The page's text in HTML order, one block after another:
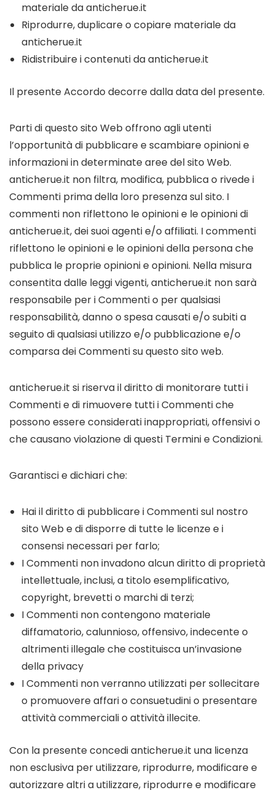
materiale da anticherue.it
Riprodurre, duplicare o copiare materiale da
anticherue.it
Ridistribuire i contenuti da anticherue.it
Il presente Accordo decorre dalla data del presente.
Parti di questo sito Web offrono agli utenti
l’opportunità di pubblicare e scambiare opinioni e
informazioni in determinate aree del sito Web.
anticherue.it non filtra, modifica, pubblica o rivede i
Commenti prima della loro presenza sul sito. I
commenti non riflettono le opinioni e le opinioni di
anticherue.it, dei suoi agenti e/o affiliati. I commenti
riflettono le opinioni e le opinioni della persona che
pubblica le proprie opinioni e opinioni. Nella misura
consentita dalle leggi vigenti, anticherue.it non sarà
responsabile per i Commenti o per qualsiasi
responsabilità, danno o spesa causati e/o subiti a
seguito di qualsiasi utilizzo e/o pubblicazione e/o
comparsa dei Commenti su questo sito web.
anticherue.it si riserva il diritto di monitorare tutti i
Commenti e di rimuovere tutti i Commenti che
possono essere considerati inappropriati, offensivi o
che causano violazione di questi Termini e Condizioni.
Garantisci e dichiari che:
Hai il diritto di pubblicare i Commenti sul nostro
sito Web e di disporre di tutte le licenze e i
consensi necessari per farlo;
I Commenti non invadono alcun diritto di proprietà
intellettuale, inclusi, a titolo esemplificativo,
copyright, brevetti o marchi di terzi;
I Commenti non contengono materiale
diffamatorio, calunnioso, offensivo, indecente o
altrimenti illegale che costituisca un’invasione
della privacy
I Commenti non verranno utilizzati per sollecitare
o promuovere affari o consuetudini o presentare
attività commerciali o attività illecite.
Con la presente concedi anticherue.it una licenza
non esclusiva per utilizzare, riprodurre, modificare e
autorizzare altri a utilizzare, riprodurre e modificare